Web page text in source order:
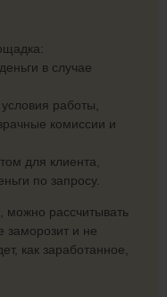
в случае
работы,
комиссии и
для клиента,
по запросу.
можно рассчитывать
заморозит и не
как заработанное,